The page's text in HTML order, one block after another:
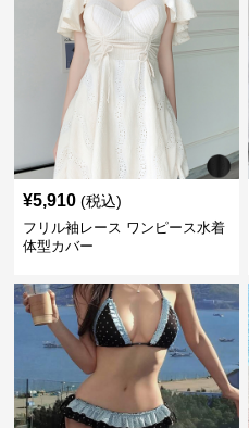
¥5,910 (税込)
フリル袖レース ワンピース水着
体型カバー